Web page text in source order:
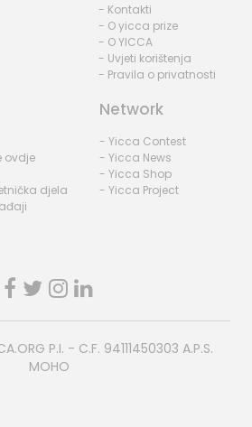
- Kontakti
- O yicca prize
- O YICCA
- Uvjeti korištenja
- Pravila o privatnosti
ovdje
djela
Network
- Yicca Contest
- Yicca News
- Yicca Shop
- Yicca Project
P.I. - C.F. 94111450303 A.P.S.
MOHO